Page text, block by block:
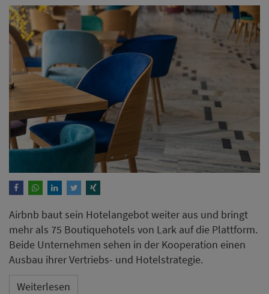
Airbnb baut sein Hotelangebot weiter aus und bringt
mehr als 75 Boutiquehotels von Lark auf die Plattform.
Beide Unternehmen sehen in der Kooperation einen
Ausbau ihrer Vertriebs- und Hotelstrategie.
Weiterlesen